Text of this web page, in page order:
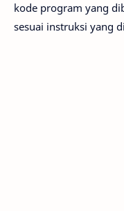
kode program yang
sesuai instruksi yang